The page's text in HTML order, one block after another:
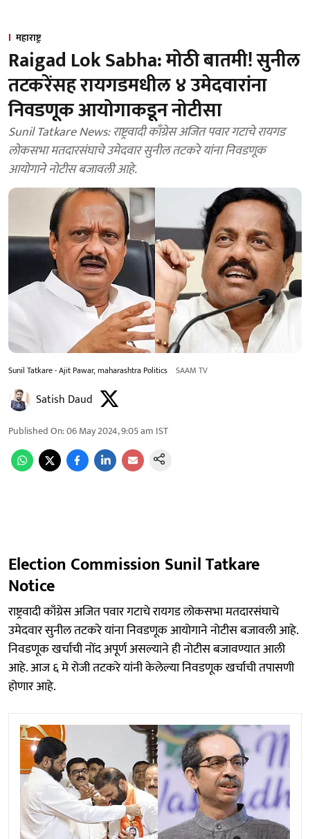
महाराष्ट्र
Raigad Lok Sabha: मोठी बातमी! सुनील
तटकरेंसह रायगडमधील ४ उमेदवारांना
निवडणूक आयोगाकडून नोटीसा
Sunil Tatkare News: राष्ट्रवादी काँग्रेस अजित पवार गटाचे रायगड
लोकसभा मतदारसंघाचे उमेदवार सुनील तटकरे यांना निवडणूक
आयोगाने नोटीस बजावली आहे.
Sunil Tatkare - Ajit Pawar, maharashtra Politics SAAM TV
Satish Daud
Published On:06 May 2024, 9:05 am IST
Election Commission Sunil Tatkare
Notice
राष्ट्रवादी काँग्रेस अजित पवार गटाचे रायगड लोकसभा मतदारसंघाचे
उमेदवार सुनील तटकरे यांना निवडणूक आयोगाने नोटीस बजावली आहे.
निवडणूक खर्चाची नोंद अपूर्ण असल्याने ही नोटीस बजावण्यात आली
आहे. आज ६ मे रोजी तटकरे यांनी केलेल्या निवडणूक खर्चाची तपासणी
होणार आहे.